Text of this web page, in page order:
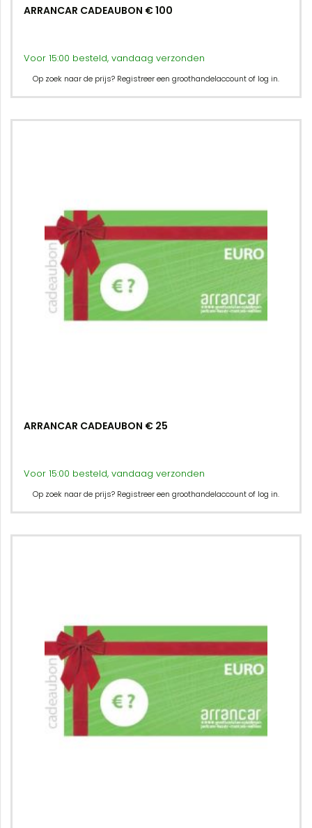
ARRANCAR CADEAUBON € 100
Voor 15:00 besteld, vandaag verzonden
Op zoek naar de prijs? Registreer een groothandelaccount of log in.
ARRANCAR CADEAUBON € 25
Voor 15:00 besteld, vandaag verzonden
Op zoek naar de prijs? Registreer een groothandelaccount of log in.